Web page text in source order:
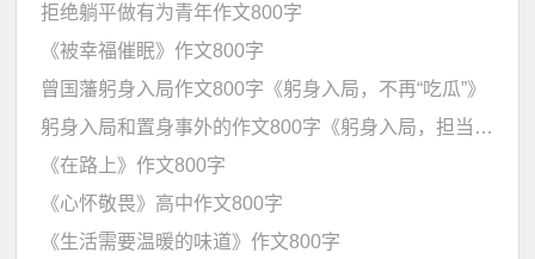
拒绝躺平做有为青年作文800字
《被幸福催眠》作文800字
曾国藩躬身入局作文800字《躬身入局，不再“吃瓜”》
躬身入局和置身事外的作文800字《躬身入局，担当作为》
《在路上》作文800字
《心怀敬畏》高中作文800字
《生活需要温暖的味道》作文800字